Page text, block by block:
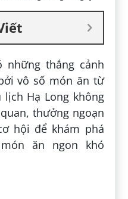
những thắng cảnh
vô số món ăn từ
Hạ Long không
thưởng ngoạn
hội để khám phá
ăn ngon khó